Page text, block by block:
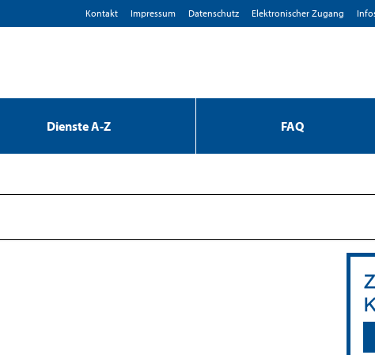
Kontakt Impressum D­atenschutz Elektronischer Zugang
Dienste A-Z FAQ